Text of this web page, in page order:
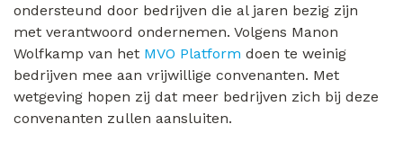
ondersteund door bedrijven die al jaren bezig zijn
met verantwoord ondernemen. Volgens Manon
Wolfkamp van het MVO Platform doen te weinig
bedrijven mee aan vrijwillige convenanten. Met
wetgeving hopen zij dat meer bedrijven zich bij deze
convenanten zullen aansluiten.